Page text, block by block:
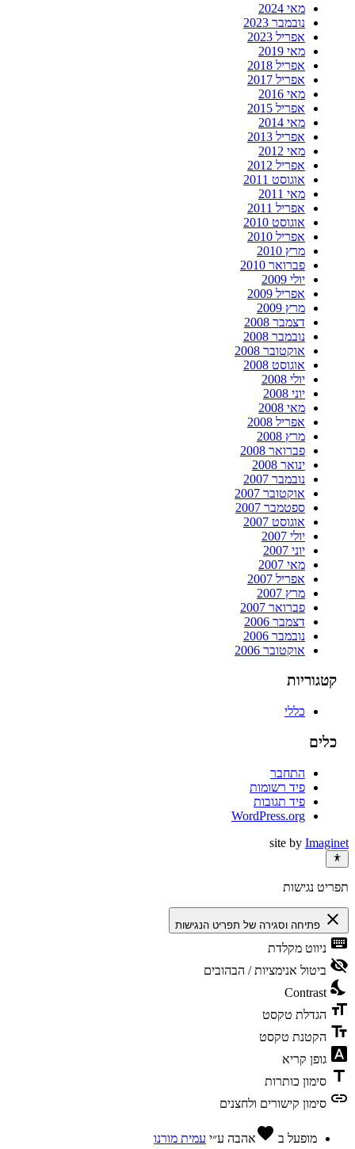
מאי 2024
נובמבר 2023
אפריל 2023
מאי 2019
אפריל 2018
אפריל 2017
מאי 2016
אפריל 2015
מאי 2014
אפריל 2013
מאי 2012
אפריל 2012
אוגוסט 2011
מאי 2011
אפריל 2011
אוגוסט 2010
אפריל 2010
מרץ 2010
פברואר 2010
יולי 2009
אפריל 2009
מרץ 2009
דצמבר 2008
נובמבר 2008
אוקטובר 2008
אוגוסט 2008
יולי 2008
יוני 2008
מאי 2008
אפריל 2008
מרץ 2008
פברואר 2008
ינואר 2008
נובמבר 2007
אוקטובר 2007
ספטמבר 2007
אוגוסט 2007
יולי 2007
יוני 2007
מאי 2007
אפריל 2007
מרץ 2007
פברואר 2007
דצמבר 2006
נובמבר 2006
אוקטובר 2006
קטגוריות
כללי
כלים
התחבר
פיד רשומות
פיד תגובות
WordPress.org
site by Imaginet
תפריט נגישות
close פתיחה וסגירה של תפריט הנגישות
keyboard ניווט מקלדת
visibility_off ביטול אנימציות / הבהובים
nights_stay
Contrast
format_size הגדלת טקסט
text_fields הקטנת טקסט
font_download גופן קריא
title סימון כותרות
link סימון קישורים ולחצנים
מופעל ב favoriteאהבה ע״י עמית מורנו